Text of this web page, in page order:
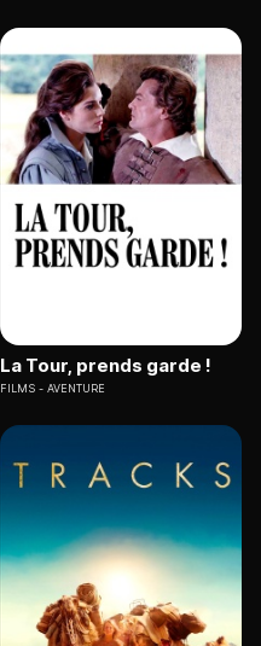
La Tour, prends garde !
FILMS AVENTURE